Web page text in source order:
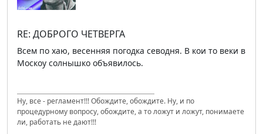
RE: ДОБРОГО ЧЕТВЕРГА
Всем по хаю, весенняя погодка севодня. В кои то веки в
Москоу солнышко объявилось.
Ну, все - регламент!!! Обождите, обождите. Ну, и по
процедурному вопросу, обождите, а то ложут и ложут, понимаете
ли, работать не дают!!!